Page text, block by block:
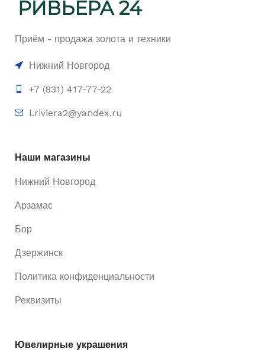
Приём - продажа золота и техники
Нижний Новгород
+7 (831) 417-77-22
l.riviera2@yandex.ru
Наши магазины
Нижний Новгород
Арзамас
Бор
Дзержинск
Политика конфиденциальности
Реквизиты
Ювелирные украшения